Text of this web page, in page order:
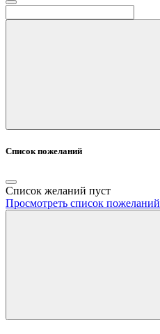
Список пожеланий
Список желаний пуст
Просмотреть список пожеланий